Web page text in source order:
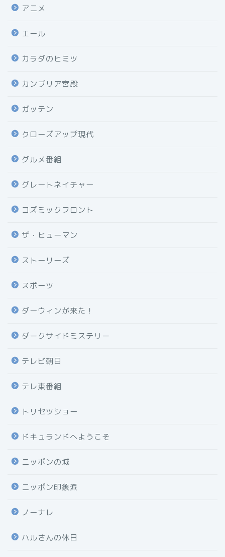
アニメ
エール
カラダのヒミツ
カンブリア宮殿
ガッテン
クローズアップ現代
グルメ番組
グレートネイチャー
コズミックフロント
ザ・ヒューマン
ストーリーズ
スポーツ
ダーウィンが来た！
ダークサイドミステリー
テレビ朝日
テレ東番組
トリセツショー
ドキュランドへようこそ
ニッポンの城
ニッポン印象派
ノーナレ
ハルさんの休日